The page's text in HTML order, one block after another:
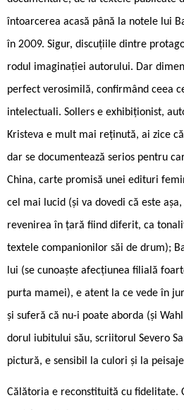
întoarcerea acasă până la notele lui
în 2009. Sigur, discuțiile dintre
rodul imaginației autorului. Dar
perfect verosimilă, confirmând ceea
intelectuali. Sollers e exhibiționist,
Kristeva e mult mai reținută, ai zice
dar se documentează serios pentru
China, carte promisă unei edituri
cel mai lucid (și va dovedi că este
revenirea în țară fiind diferit, ca
textele companionilor săi de drum);
lui (se cunoaște afecțiunea filială
purta mamei), e atent la ce vede în
și suferă că nu-i poate aborda (și
dorul iubitului său, scriitorul Severo
pictură, e sensibil la culori și la
Călătoria e reconstituită cu fidelitate.